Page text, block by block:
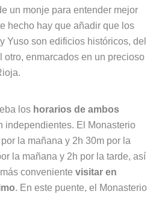
un monje para entender mejor
hecho hay que añadir que los
Yuso son edificios históricos, del
otro, enmarcados en un precioso
los horarios de ambos
independientes. El Monasterio
la mañana y 2h 30m por la
la mañana y 2h por la tarde, así
conveniente visitar en
. En este puente, el Monasterio